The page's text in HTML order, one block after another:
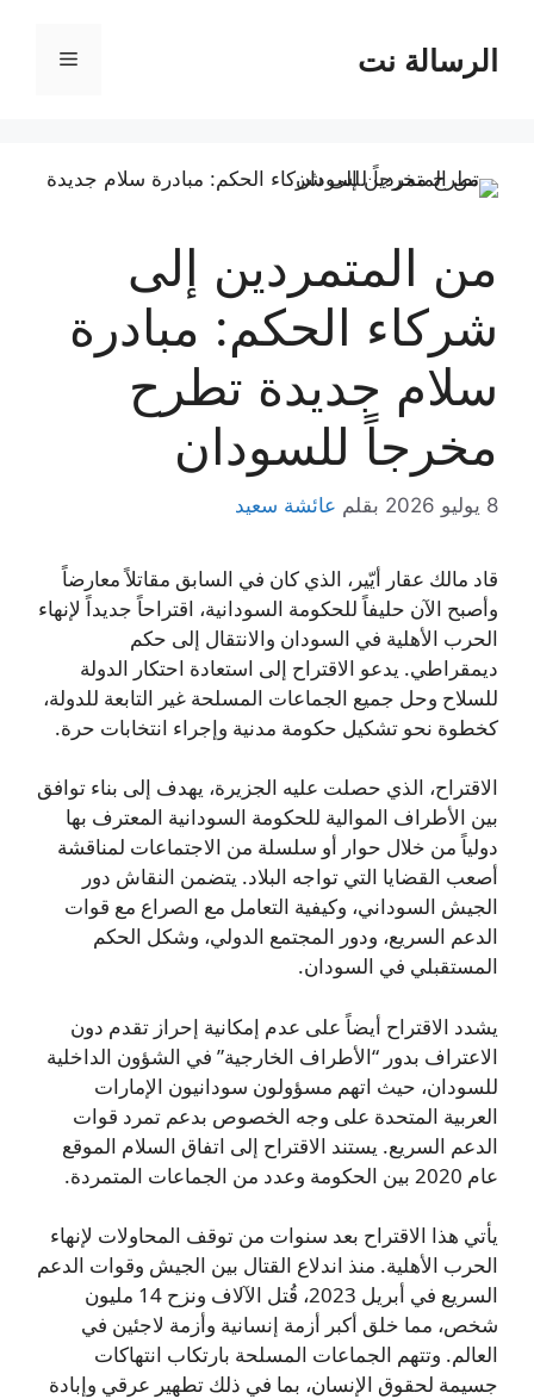
المحتوىالرسالة نت القائمة
من المتمردين إلى
شركاء الحكم: مبادرة
سلام جديدة تطرح
مخرجاً للسودان
8 يوليو 2026 بقلم عائشة سعيد
قاد مالك عقار أيّير، الذي كان في السابق مقاتلاً معارضاً
وأصبح الآن حليفاً للحكومة السودانية، اقتراحاً جديداً لإنهاء
الحرب الأهلية في السودان والانتقال إلى حكم
ديمقراطي. يدعو الاقتراح إلى استعادة احتكار الدولة
للسلاح وحل جميع الجماعات المسلحة غير التابعة للدولة،
كخطوة نحو تشكيل حكومة مدنية وإجراء انتخابات حرة.
الاقتراح، الذي حصلت عليه الجزيرة، يهدف إلى بناء توافق
بين الأطراف الموالية للحكومة السودانية المعترف بها
دولياً من خلال حوار أو سلسلة من الاجتماعات لمناقشة
أصعب القضايا التي تواجه البلاد. يتضمن النقاش دور
الجيش السوداني، وكيفية التعامل مع الصراع مع قوات
الدعم السريع، ودور المجتمع الدولي، وشكل الحكم
المستقبلي في السودان.
يشدد الاقتراح أيضاً على عدم إمكانية إحراز تقدم دون
الاعتراف بدور “الأطراف الخارجية” في الشؤون الداخلية
للسودان، حيث اتهم مسؤولون سودانيون الإمارات
العربية المتحدة على وجه الخصوص بدعم تمرد قوات
الدعم السريع. يستند الاقتراح إلى اتفاق السلام الموقع
عام 2020 بين الحكومة وعدد من الجماعات المتمردة.
يأتي هذا الاقتراح بعد سنوات من توقف المحاولات لإنهاء
الحرب الأهلية. منذ اندلاع القتال بين الجيش وقوات الدعم
السريع في أبريل 2023، قُتل الآلاف ونزح 14 مليون
شخص، مما خلق أكبر أزمة إنسانية وأزمة لاجئين في
العالم. وتتهم الجماعات المسلحة بارتكاب انتهاكات
جسيمة لحقوق الإنسان، بما في ذلك تطهير عرقي وإبادة